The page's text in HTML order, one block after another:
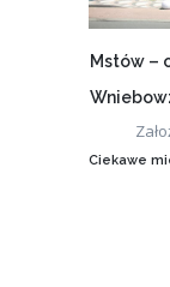
Mstów –
Ciekawe